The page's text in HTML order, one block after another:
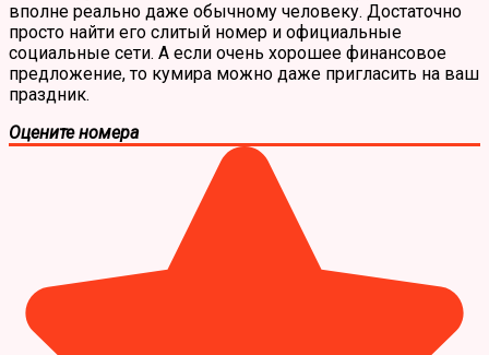
вполне реально даже обычному человеку. Достаточно
просто найти его слитый номер и официальные
социальные сети. А если очень хорошее финансовое
предложение, то кумира можно даже пригласить на ваш
праздник.
Оцените номера